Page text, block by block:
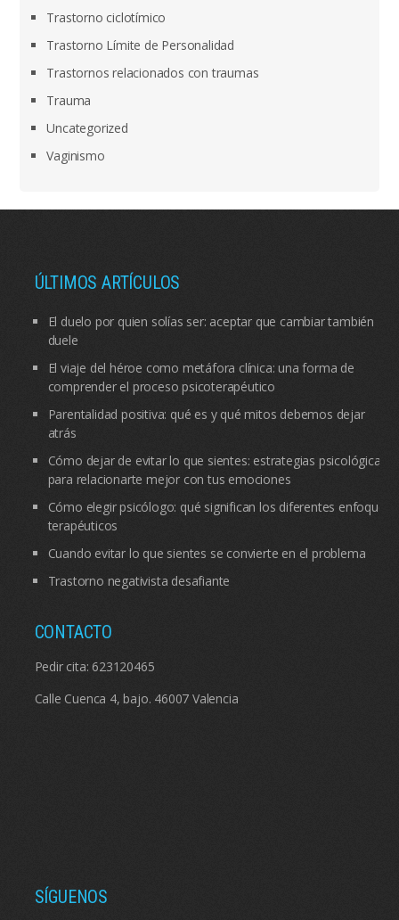
Trastorno ciclotímico
Trastorno Límite de Personalidad
Trastornos relacionados con traumas
Trauma
Uncategorized
Vaginismo
ÚLTIMOS ARTÍCULOS
El duelo por quien solías ser: aceptar que cambiar también
duele
El viaje del héroe como metáfora clínica: una forma de
comprender el proceso psicoterapéutico
Parentalidad positiva: qué es y qué mitos debemos dejar
atrás
Cómo dejar de evitar lo que sientes: estrategias psicológicas
para relacionarte mejor con tus emociones
Cómo elegir psicólogo: qué significan los diferentes enfoques
terapéuticos
Cuando evitar lo que sientes se convierte en el problema
Trastorno negativista desafiante
CONTACTO
Pedir cita: 623120465
Calle Cuenca 4, bajo. 46007 Valencia
SÍGUENOS